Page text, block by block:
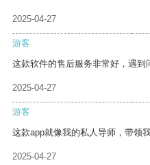
2025-04-27
游客
这款软件的售后服务非常好，遇到
2025-04-27
游客
这款app就像我的私人导师，带领
2025-04-27